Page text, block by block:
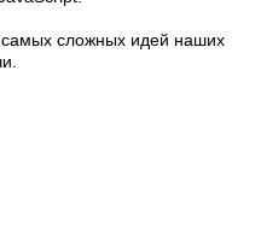
самых сложных идей наших